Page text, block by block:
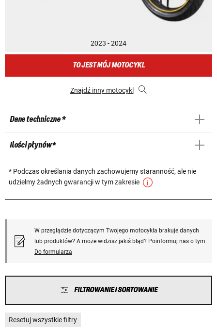
2023 - 2024
TO JEST MÓJ MOTOCYKL
Znajdź inny motocykl
Dane techniczne *
Ilości płynów *
* Podczas określania danych zachowujemy staranność, ale nie
udzielmy żadnych gwarancji w tym zakresie
W przeglądzie dotyczącym Twojego motocykla brakuje danych
lub produktów? A może widzisz jakiś błąd? Poinformuj nas o tym.
Do formularza
FILTROWANIE I SORTOWANIE
Resetuj wszystkie filtry